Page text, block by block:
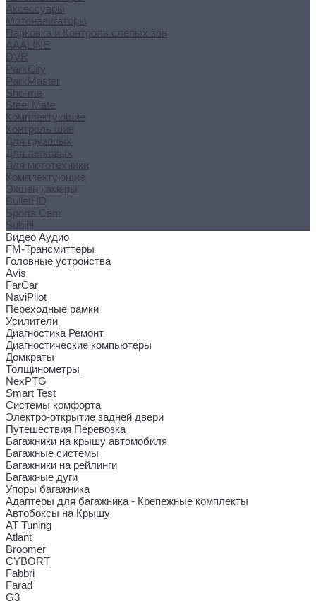
Аксессуары
Мотонавигаторы
Парковка и Контроль слепых зон
AAALINE
DVR
ParkCity
ParkMaster
Sho-me
Steel Mate
Комплектующие
Контроль шин
Для грузовых
Для легковых
Для мототехники
Комплектующие
Экшен камеры
BulletHD
Sports Cam
Subini
Видео Аудио
FM-Трансмиттеры
Головные устройства
Avis
FarCar
NaviPilot
Переходные рамки
Усилители
Диагностика Ремонт
Диагностические компьютеры
Домкраты
Толщинометры
NexPTG
Smart Test
Системы комфорта
Электро-открытие задней двери
Путешествия Перевозка
Багажники на крышу автомобиля
Багажные системы
Багажники на рейлинги
Багажные дуги
Упоры багажника
Адаптеры для багажника - Крепежные комплекты
Автобоксы на Крышу
AT Tuning
Atlant
Broomer
CYBORT
Fabbri
Farad
G3